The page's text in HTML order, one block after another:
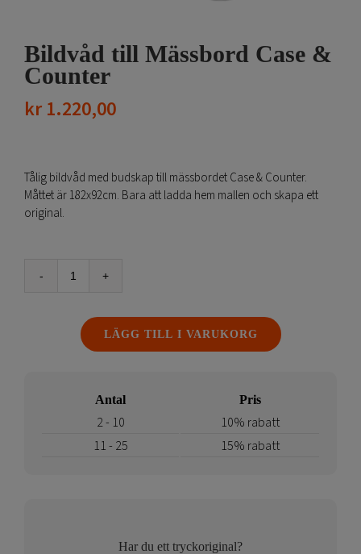
Bildvåd till Mässbord Case &
Counter
kr1.220,00
Tålig bildvåd med budskap till mässbordet Case & Counter.
Måttet är 182x92cm. Bara att ladda hem mallen och skapa ett
original.
Bildvåd
Mässbord
Case
mängd
LÄGG TILL I VARUKORG
Antal Pris
2 - 10
10% rabatt
11 - 25
15% rabatt
Har du ett tryckoriginal?